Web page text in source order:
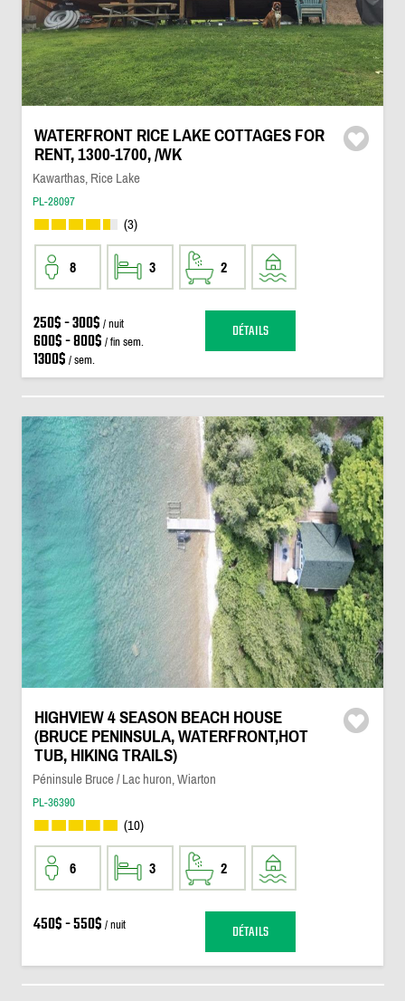
WATERFRONT RICE LAKE COTTAGES FOR
RENT, 1300-1700, /WK
Kawarthas, Rice Lake
PL-28097
(3)
8 3 2
250$ - 300$ / nuit
600$ - 800$ / fin sem.
1300$ / sem.
DÉTAILS
HIGHVIEW 4 SEASON BEACH HOUSE
(BRUCE PENINSULA, WATERFRONT,HOT
TUB, HIKING TRAILS)
Péninsule Bruce / Lac huron, Wiarton
PL-36390
(10)
6 3 2
450$ - 550$ / nuit DÉTAILS